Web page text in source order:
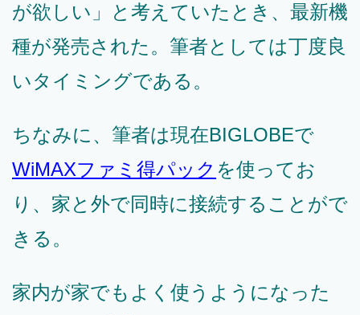
が欲しい」と考えていたとき、最新機
種が発売された。筆者としては丁度良
いタイミングである。
ちなみに、筆者は現在BIGLOBEで
WiMAXファミ得パック を使ってお
り、家と外で同時に接続することがで
きる。
家内が家でもよく使うようになった